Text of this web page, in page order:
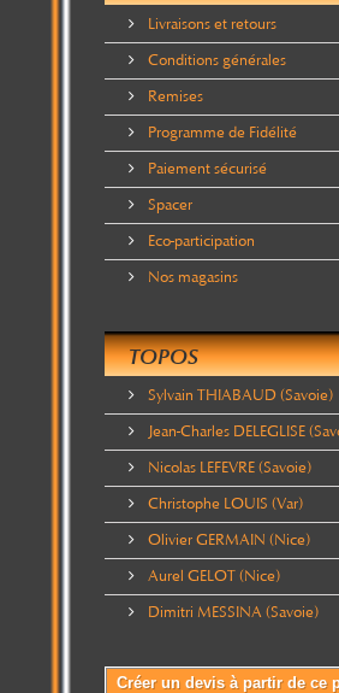
Livraisons et retours
Conditions générales
Remises
Programme de Fidélité
Paiement sécurisé
Spacer
Eco-participation
Nos magasins
TOPOS
Sylvain THIABAUD (Savoie)
Jean-Charles DELEGLISE
Nicolas LEFEVRE (Savoie)
Christophe LOUIS (Var)
Olivier GERMAIN (Nice)
Aurel GELOT (Nice)
Dimitri MESSINA (Savoie)
Créer un devis à partir de ce